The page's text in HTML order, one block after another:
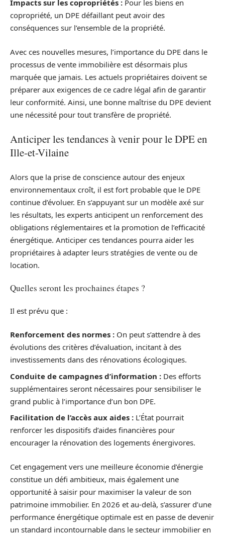
Impacts sur les copropriétés : Pour les biens en
copropriété, un DPE défaillant peut avoir des
conséquences sur l’ensemble de la propriété.
Avec ces nouvelles mesures, l’importance du DPE dans le
processus de vente immobilière est désormais plus
marquée que jamais. Les actuels propriétaires doivent se
préparer aux exigences de ce cadre légal afin de garantir
leur conformité. Ainsi, une bonne maîtrise du DPE devient
une nécessité pour tout transfère de propriété.
Anticiper les tendances à venir pour le DPE en
Ille-et-Vilaine
Alors que la prise de conscience autour des enjeux
environnementaux croît, il est fort probable que le DPE
continue d’évoluer. En s’appuyant sur un modèle axé sur
les résultats, les experts anticipent un renforcement des
obligations réglementaires et la promotion de l’efficacité
énergétique. Anticiper ces tendances pourra aider les
propriétaires à adapter leurs stratégies de vente ou de
location.
Quelles seront les prochaines étapes ?
Il est prévu que :
Renforcement des normes : On peut s’attendre à des
évolutions des critères d’évaluation, incitant à des
investissements dans des rénovations écologiques.
Conduite de campagnes d’information : Des efforts
supplémentaires seront nécessaires pour sensibiliser le
grand public à l’importance d’un bon DPE.
Facilitation de l’accès aux aides : L’État pourrait
renforcer les dispositifs d’aides financières pour
encourager la rénovation des logements énergivores.
Cet engagement vers une meilleure économie d’énergie
constitue un défi ambitieux, mais également une
opportunité à saisir pour maximiser la valeur de son
patrimoine immobilier. En 2026 et au-delà, s’assurer d’une
performance énergétique optimale est en passe de devenir
un standard incontournable dans le secteur immobilier en